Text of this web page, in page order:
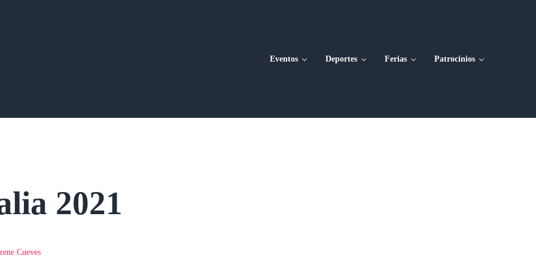
Eventos Deportes Ferias Patrocinios
2021
Cueves